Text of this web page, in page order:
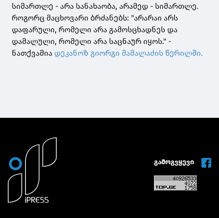
სიმართლე - არა სანახაობა, არამედ - სიმართლე.
როგორც მაცხოვარი ბრძანებს: "არარაი არს
დაფარული, რომელი არა გამოსცხადნეს და
დამალული, რომელი არა საცნაურ იყოს." -
ნათქვამია დეკანოზ გიორგი მამალაძის წერილში.
გამოგვყევი